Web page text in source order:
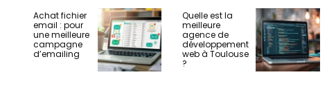
Achat fichier
email : pour
une meilleure
campagne
d’emailing
Quelle est la
meilleure
agence de
développement
web à Toulouse
?